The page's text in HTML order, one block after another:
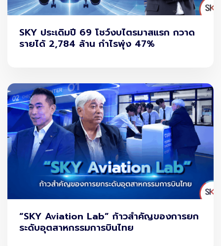
SKY ประเดิมปี 69 โชว์งบไตรมาสแรก กวาด
รายได้ 2,784 ล้าน กำไรพุ่ง 47%
“SKY Aviation Lab” ก้าวสำคัญของการยก
ระดับอุตสาหกรรมการบินไทย